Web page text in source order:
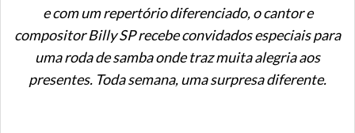
e com um repertório diferenciado, o cantor e
compositor Billy SP recebe convidados especiais para
uma roda de samba onde traz muita alegria aos
presentes. Toda semana, uma surpresa diferente.